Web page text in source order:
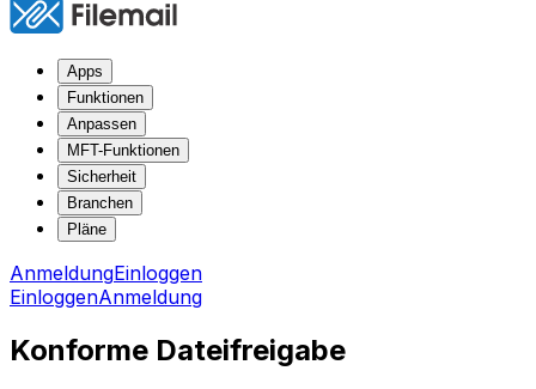
Apps
Funktionen
Anpassen
MFT-Funktionen
Sicherheit
Branchen
Pläne
AnmeldungEinloggen
EinloggenAnmeldung
Konforme Dateifreigabe